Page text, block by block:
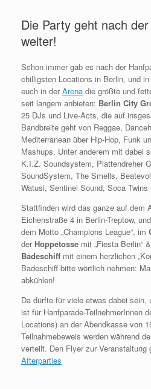
Die Party geht nach
weiter!
Schon immer gab es nach der
chilligsten Locations in Berlin, und
euch in derArena die größte und
seit langem anbieten: Berlin City
25 DJs und Live-Acts, die auf
Bandbreite geht von Reggae,
Mediterranean über Hip-Hop, Funk
Mashups. Unter anderem mit dabei
K.I.Z. Soundsystem, Plattendreher
SoundSystem, The Smells,
Watusi, Sentinel Sound, Soca Twins
Stattfinden wird das ganze auf dem
Eichenstraße 4 in Berlin-Treptow,
dem Motto „Champions League“, im
der Hoppetosse mit „Fiesta Berlin“
Badeschiff mit einem herzlichen
Badeschiff bitte wörtlich nehmen:
abkühlen!
Da dürfte für viele etwas dabei sein,
ist für Hanfparade-TeilnehmerInnen
Locations) an der Abendkasse von
Teilnahmebeweis werden während
verteilt. Den Flyer zur Veranstaltung
Afterparties